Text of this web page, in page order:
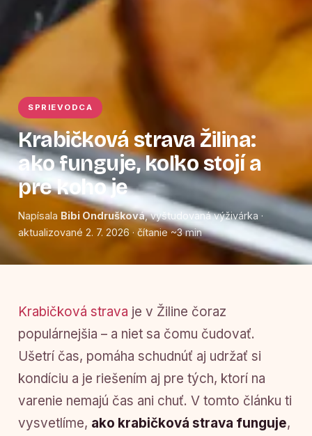
SPRIEVODCA
Krabičková strava Žilina:
ako funguje, koľko stojí a
pre koho je
Napísala Bibi Ondrušková, vyštudovaná výživárka ·
aktualizované 2. 7. 2026 · čítanie ~3 min
Krabičková strava je v Žiline čoraz
populárnejšia – a niet sa čomu čudovať.
Ušetrí čas, pomáha schudnúť aj udržať si
kondíciu a je riešením aj pre tých, ktorí na
varenie nemajú čas ani chuť. V tomto článku ti
vysvetlíme, ako krabičková strava funguje,